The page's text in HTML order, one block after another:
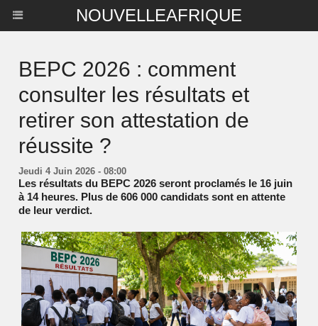
NOUVELLEAFRIQUE
BEPC 2026 : comment
consulter les résultats et
retirer son attestation de
réussite ?
Jeudi 4 Juin 2026 - 08:00
Les résultats du BEPC 2026 seront proclamés le 16 juin
à 14 heures. Plus de 606 000 candidats sont en attente
de leur verdict.